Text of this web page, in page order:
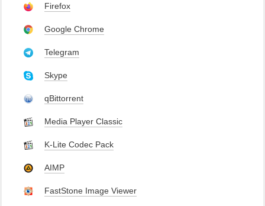
Firefox
Google Chrome
Telegram
Skype
qBittorrent
Media Player Classic
K-Lite Codec Pack
AIMP
FastStone Image Viewer